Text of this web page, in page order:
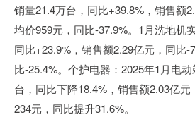
销量21.4万台，同比+39.8%，销售额
均价959元，同比-37.9%。1月洗地机
同比+23.9%，销售额2.29亿元，同比-
比-25.4%。个护电器：2025年1月电
台，同比下降18.4%，销售额2.03亿
234元，同比提升31.6%。